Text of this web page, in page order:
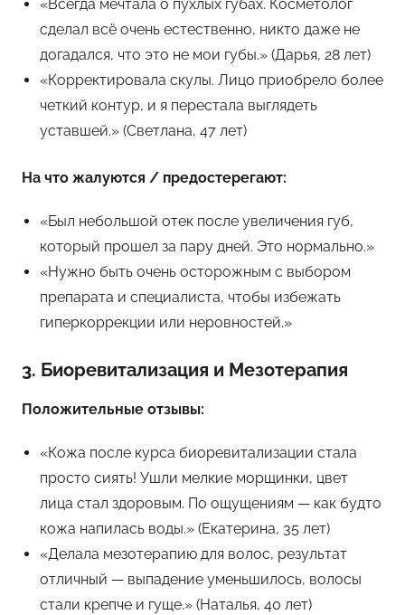
«Всегда мечтала о пухлых губах. Косметолог
сделал всё очень естественно, никто даже не
догадался, что это не мои губы.» (Дарья, 28 лет)
«Корректировала скулы. Лицо приобрело более
четкий контур, и я перестала выглядеть
уставшей.» (Светлана, 47 лет)
На что жалуются / предостерегают:
«Был небольшой отек после увеличения губ,
который прошел за пару дней. Это нормально.»
«Нужно быть очень осторожным с выбором
препарата и специалиста, чтобы избежать
гиперкоррекции или неровностей.»
3. Биоревитализация и Мезотерапия
Положительные отзывы:
«Кожа после курса биоревитализации стала
просто сиять! Ушли мелкие морщинки, цвет
лица стал здоровым. По ощущениям — как будто
кожа напилась воды.» (Екатерина, 35 лет)
«Делала мезотерапию для волос, результат
отличный — выпадение уменьшилось, волосы
стали крепче и гуще.» (Наталья, 40 лет)